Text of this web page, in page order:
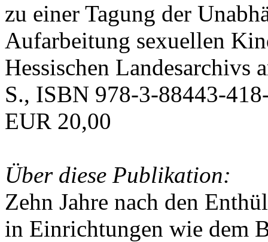
zu einer Tagung der
Aufarbeitung sexuellen
Hessischen Landesarchivs
S., ISBN 978-3-88443-
EUR 20,00
Über diese Publikation:
Zehn Jahre nach den
in Einrichtungen wie dem